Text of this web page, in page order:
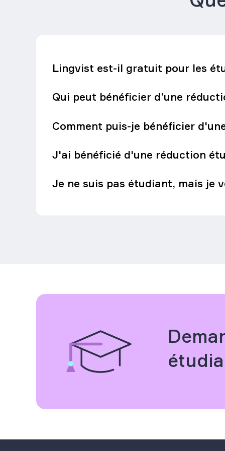
Lingvist est-il gratuit pour les
Qui peut bénéficier d’une
Comment puis-je bénéficier
J'ai bénéficié d'une réduction
Je ne suis pas étudiant, mais je